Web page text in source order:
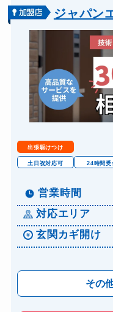
ジャパン
出張駆けつけ
土日祝対応可 24時間受
営業時間
対応エリア
玄関カギ開け
その